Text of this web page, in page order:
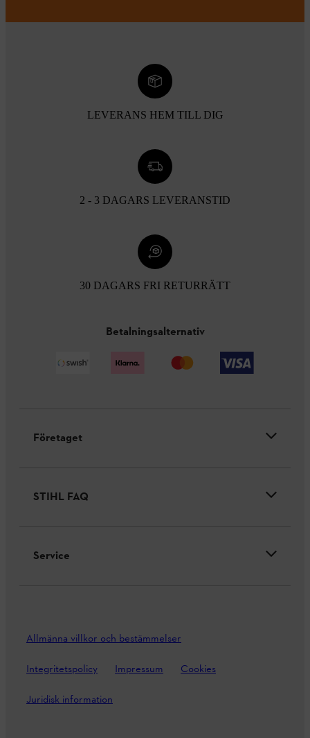
LEVERANS HEM TILL DIG
2 - 3 DAGARS LEVERANSTID
30 DAGARS FRI RETURRÄTT
Betalningsalternativ
Företaget
STIHL FAQ
Service
Allmänna villkor och bestämmelser
Integritetspolicy Impressum Cookies
Juridisk information